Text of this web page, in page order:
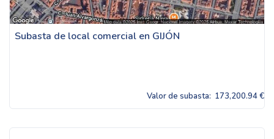
Subasta de local comercial en GIJÓN
Valor de subasta: 173,200.94 €